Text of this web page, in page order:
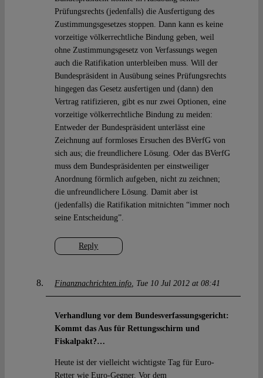
Reply
Prüfungsrechts (jedenfalls) die Ausfertigung des
Zustimmungsgesetzes stoppen. Dann kann es keine
vorzeitige völkerrechtliche Bindung geben, weil
ohne Zustimmungsgesetz von Verfassungs wegen
auch die Ratifikation unterbleiben muss. Will der
Bundespräsident in Ausübung seines Prüfungsrechts
hingegen das Gesetz ausfertigen und (dann) den
Vertrag ratifizieren, gibt es nur zwei Optionen, eine
vorzeitige völkerrechtliche Bindung zu meiden:
Entweder der Bundespräsident unterlässt eine
Zeichnung auf formloses Ersuchen des BVerfG von
sich aus; die freundlichere Lösung. Oder das BVerfG
muss dem Bundespräsidenten per einstweiliger
Anordnung förmlich aufgeben, nicht zu zeichnen;
die unfreundlichere Lösung. Damit aber ist
(jedenfalls) die Ratifikation mitnichten “immer noch
seine Entscheidung”.
Finanznachrichten.info Tue 10 Jul 2012 at 08:41
Verhandlung vor dem Bundesverfassungsgericht:
Kommt das Aus für Rettungsschirm und
Fiskalpakt?…
Heute ist der vielleicht wichtigste Tag für Euro-
Retter wie Euro-Gegner. Vor dem